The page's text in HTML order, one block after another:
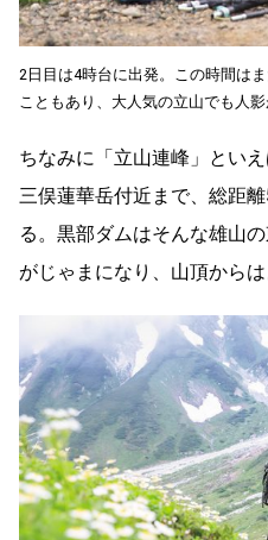
2日目は4時台に出発。この時間は
こともあり、大人気の立山でも人影
ちなみに「立山連峰」とい
三俣蓮華岳付近まで、総距
る。黒部ダムはそんな雄山
がじゃまになり、山頂からは